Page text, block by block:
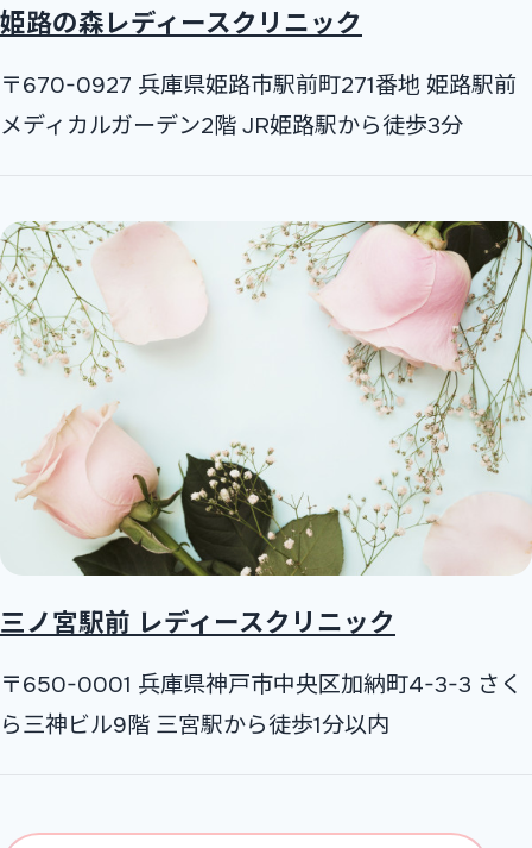
姫路の森レディースクリニック
〒670-0927 兵庫県姫路市駅前町271番地 姫路駅前
メディカルガーデン2階 JR姫路駅から徒歩3分
三ノ宮駅前 レディースクリニック
〒650-0001 兵庫県神戸市中央区加納町4-3-3 さく
ら三神ビル9階 三宮駅から徒歩1分以内